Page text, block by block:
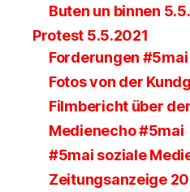
Buten un binnen
Protest 5.5.2021
Forderungen #5mai
Fotos von der
Filmbericht über
Medienecho #5mai
#5mai soziale
Zeitungsanzeige